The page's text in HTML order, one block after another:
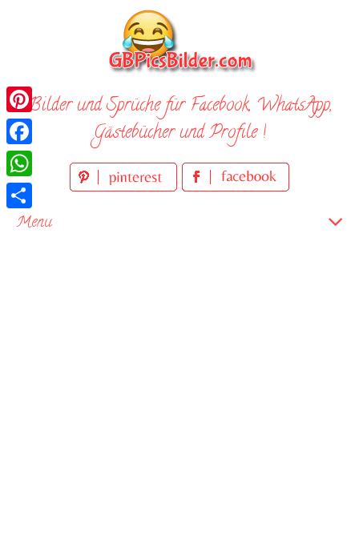
Bilder und Sprüche für Facebook, WhatsApp,
Gästebücher und Profile !
Menu
Pinterest
Facebook
WhatsApp
Teilen